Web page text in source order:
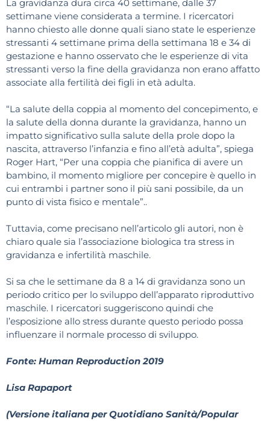
La gravidanza dura circa 40 settimane, dalle 37
settimane viene considerata a termine. I ricercatori
hanno chiesto alle donne quali siano state le esperienze
stressanti 4 settimane prima della settimana 18 e 34 di
gestazione e hanno osservato che le esperienze di vita
stressanti verso la fine della gravidanza non erano affatto
associate alla fertilità dei figli in età adulta.
“La salute della coppia al momento del concepimento, e
la salute della donna durante la gravidanza, hanno un
impatto significativo sulla salute della prole dopo la
nascita, attraverso l’infanzia e fino all’età adulta”, spiega
Roger Hart, “Per una coppia che pianifica di avere un
bambino, il momento migliore per concepire è quello in
cui entrambi i partner sono il più sani possibile, da un
punto di vista fisico e mentale”..
Tuttavia, come precisano nell’articolo gli autori, non è
chiaro quale sia l’associazione biologica tra stress in
gravidanza e infertilità maschile.
Si sa che le settimane da 8 a 14 di gravidanza sono un
periodo critico per lo sviluppo dell’apparato riproduttivo
maschile. I ricercatori suggeriscono quindi che
l’esposizione allo stress durante questo periodo possa
influenzare il normale processo di sviluppo.
Fonte: Human Reproduction 2019
Lisa Rapaport
(Versione italiana per Quotidiano Sanità/Popular